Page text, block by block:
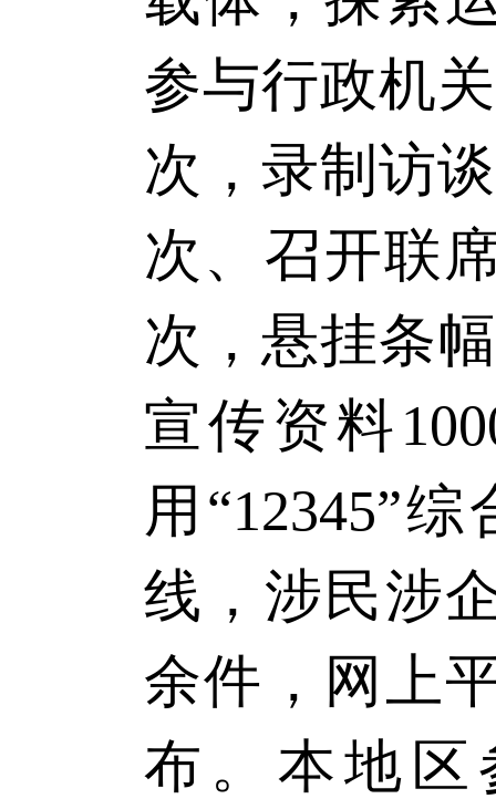
参与行政机
次，录制访
次、召开联
次，悬挂条
宣传资料
用“12345”
线，涉民涉
余件，网上
布。本地区